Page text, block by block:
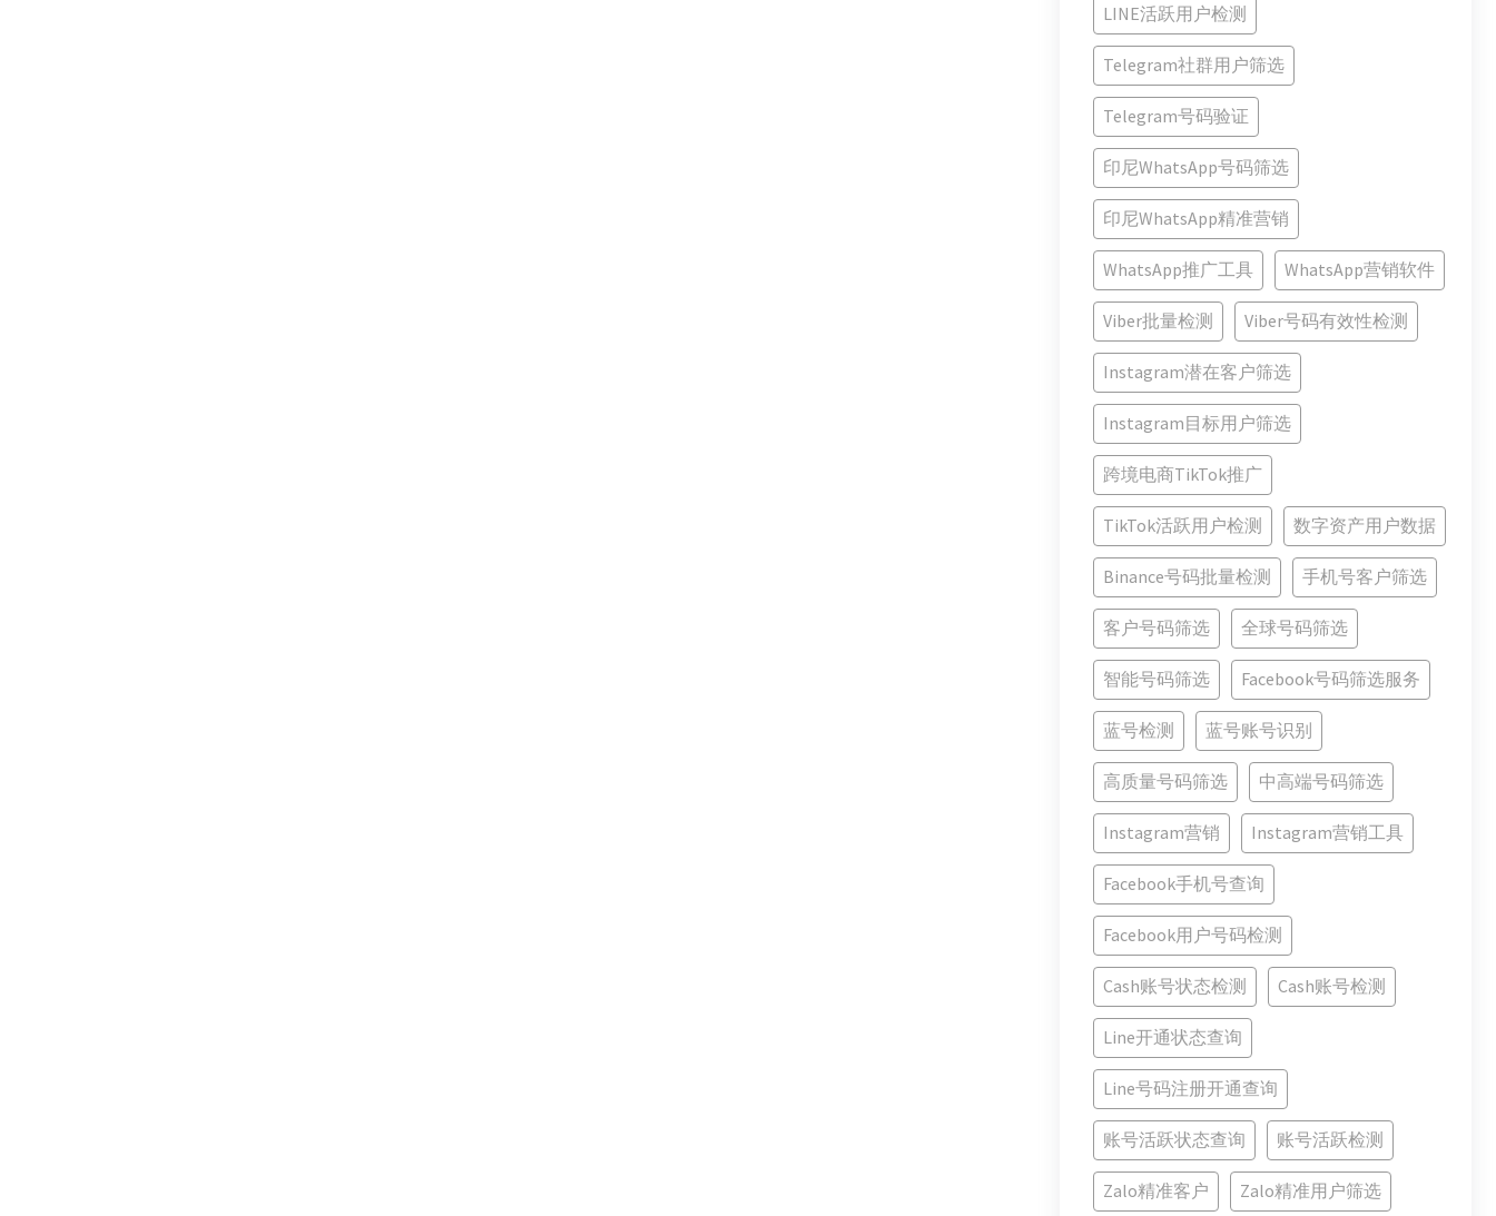
LINE活跃用户检测
Telegram社群用户筛选
Telegram号码验证
印尼WhatsApp号码筛选
印尼WhatsApp精准营销
WhatsApp推广工具 WhatsApp营销软件
Viber批量检测 Viber号码有效性检测
Instagram潜在客户筛选
Instagram目标用户筛选
跨境电商TikTok推广
TikTok活跃用户检测 数字资产用户数据
Binance号码批量检测 手机号客户筛选
客户号码筛选 全球号码筛选
智能号码筛选 Facebook号码筛选服务
蓝号检测 蓝号账号识别
高质量号码筛选 中高端号码筛选
Instagram营销 Instagram营销工具
Facebook手机号查询
Facebook用户号码检测
Cash账号状态检测 Cash账号检测
Line开通状态查询
Line号码注册开通查询
账号活跃状态查询 账号活跃检测
Zalo精准客户 Zalo精准用户筛选